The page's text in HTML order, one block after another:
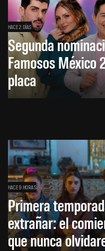
HACE 2 DÍAS
Segunda
Famosos México
placa
HACE 9 HORAS
Primera
extrañar: el
que nunca